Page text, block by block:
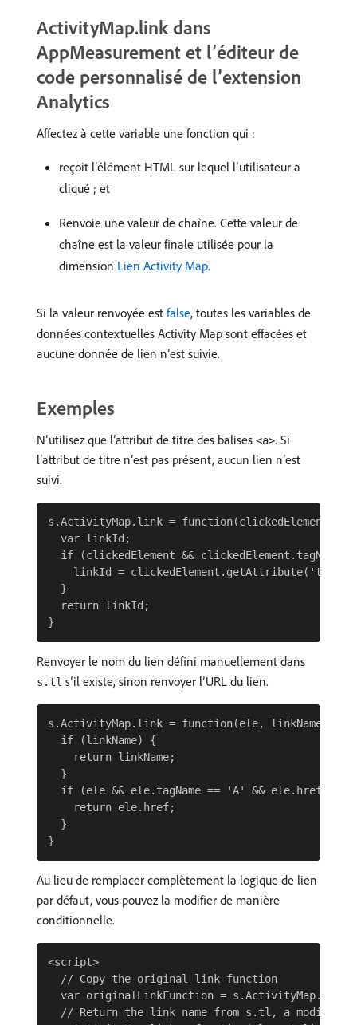
ActivityMap.link dans
AppMeasurement et l’éditeur de
code personnalisé de l’extension
Analytics
Affectez à cette variable une fonction qui :
reçoit l’élément HTML sur lequel l’utilisateur a
cliqué ; et
Renvoie une valeur de chaîne. Cette valeur de
chaîne est la valeur finale utilisée pour la
dimension Lien Activity Map.
Si la valeur renvoyée est false, toutes les variables de
données contextuelles Activity Map sont effacées et
aucune donnée de lien n’est suivie.
Exemples
N’utilisez que l’attribut de titre des balises <a>. Si
l’attribut de titre n’est pas présent, aucun lien n’est
suivi.
s.ActivityMap.link = function(clickedElement) {
  var linkId;
if (clickedElement &&
linkId =
  }
  return linkId;
Renvoyer le nom du lien défini manuellement dans
s.tl s’il existe, sinon renvoyer l’URL du lien.
s.ActivityMap.link = function(ele, linkName) {
  if (linkName) {
    return linkName;
  }
  if (ele && ele.tagName == 'A' && ele.href) {
    return ele.href;
  }
Au lieu de remplacer complètement la logique de lien
par défaut, vous pouvez la modifier de manière
conditionnelle.
<script>
  // Copy the original link function
  var originalLinkFunction = s.ActivityMap.link;
// Return the link name from s.tl, a modified